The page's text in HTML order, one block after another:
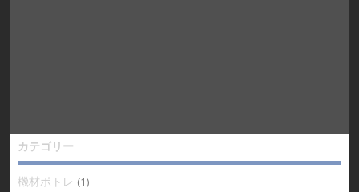
カテゴリー
機材ポトレ (1)